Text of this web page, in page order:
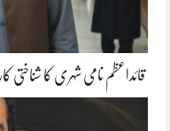
قائداعظم نامی شہری کا شناختی